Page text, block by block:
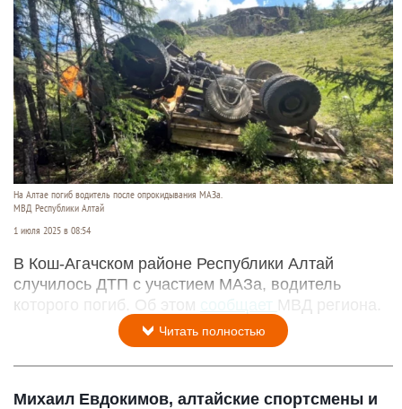
На Алтае погиб водитель после опрокидывания МАЗа.
МВД Республики Алтай
1 июля 2025 в 08:54
В Кош-Агачском районе Республики Алтай
случилось ДТП с участием МАЗа, водитель
которого погиб. Об этом
сообщает МВД региона.
Читать полностью
Михаил Евдокимов, алтайские спортсмены и